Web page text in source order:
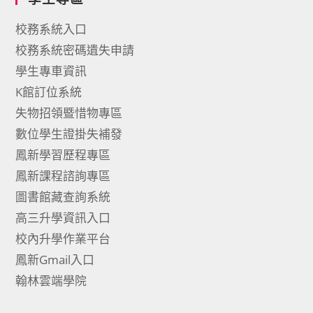
校務系統入口
校務系統密碼遺失申請
學生專車資訊
K館訂位系統
失物招領暨惜物專區
數位學生證掛失補發
鳳新學習歷程專區
鳳新課程諮詢專區
圖書館藏查詢系統
高三升學資訊入口
校內升學作業平台
鳳新Gmail入口
翰林雲端學院